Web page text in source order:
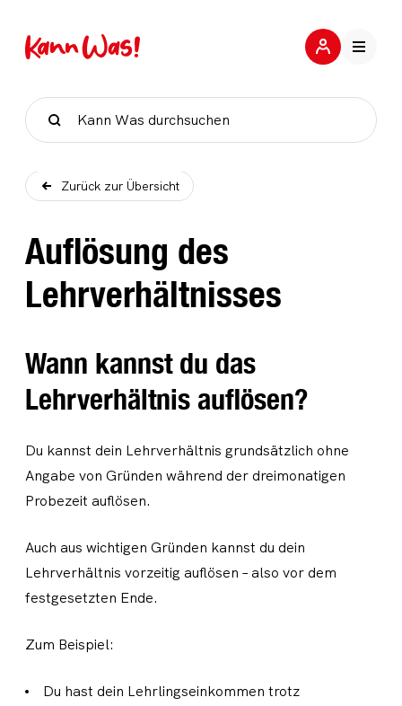
Suche
Zurück zur Übersicht
Auflösung des
Lehrverhältnisses
Wann kannst du das
Lehrverhältnis auflösen?
Du kannst dein Lehrverhältnis grundsätzlich ohne
Angabe von Gründen während der dreimonatigen
Probezeit auflösen.
Auch aus wichtigen Gründen kannst du dein
Lehrverhältnis vorzeitig auflösen – also vor dem
festgesetzten Ende.
Zum Beispiel:
Du hast dein Lehrlingseinkommen trotz